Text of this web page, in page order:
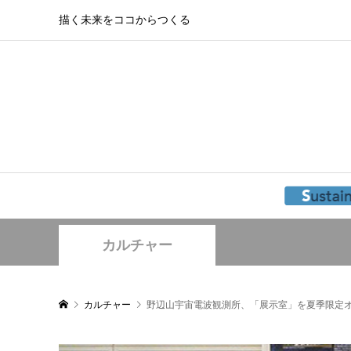
描く未来をココからつくる
カルチャー
カルチャー 野辺山宇宙電波観測所、「展示室」を夏季限定